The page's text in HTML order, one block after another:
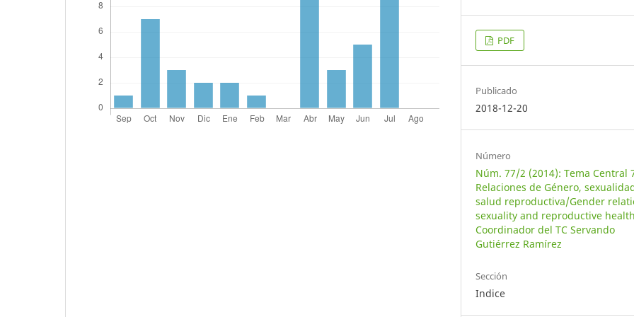
PDF
Publicado
2018-12-20
Número
Núm. 77/2 (2014): Tema Central
Relaciones de Género,
salud reproductiva/Gender
sexuality and reproductive
Coordinador del TC Servando
Gutiérrez Ramírez
Sección
Indice